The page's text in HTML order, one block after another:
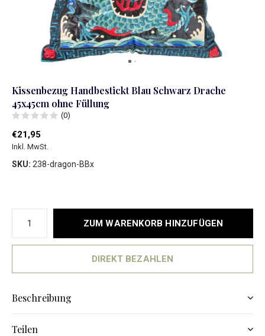
Kissenbezug Handbestickt Blau Schwarz Drache
45x45cm ohne Füllung
(0)
€21,95
Inkl. MwSt.
SKU: 238-dragon-BBx
ZUM WARENKORB HINZUFÜGEN
DIREKT BEZAHLEN
Beschreibung
Teilen